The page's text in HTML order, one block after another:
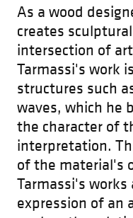
As a wood
creates
intersection of
Tarmassi's work
structures such
waves, which he
the character of
interpretation.
of the material's
Tarmassi's
expression of